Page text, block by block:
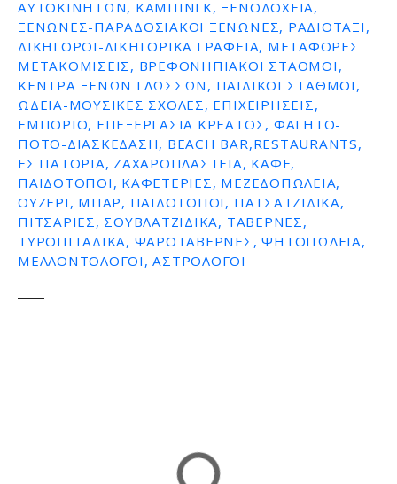
ΑΥΤΟΚΙΝΉΤΩΝ, ΚΆΜΠΙΝΓΚ, ΞΕΝΟΔΟΧΕΊΑ,
ΞΕΝΏΝΕΣ-ΠΑΡΑΔΟΣΙΑΚΟΊ ΞΕΝΏΝΕΣ, ΡΑΔΙΟΤΑΞΊ,
ΔΙΚΗΓΌΡΟΙ-ΔΙΚΗΓΟΡΙΚΆ ΓΡΑΦΕΊΑ, ΜΕΤΑΦΟΡΈΣ
ΜΕΤΑΚΟΜΊΣΕΙΣ, ΒΡΕΦΟΝΗΠΙΑΚΟΊ ΣΤΑΘΜΟΊ,
ΚΈΝΤΡΑ ΞΈΝΩΝ ΓΛΩΣΣΏΝ, ΠΑΙΔΙΚΟΊ ΣΤΑΘΜΟΊ,
ΩΔΕΊΑ-ΜΟΥΣΙΚΈΣ ΣΧΟΛΈΣ, ΕΠΙΧΕΙΡΉΣΕΙΣ,
ΕΜΠΌΡΙΟ, ΕΠΕΞΕΡΓΑΣΊΑ ΚΡΈΑΤΟΣ, ΦΑΓΗΤΌ-
ΠΟΤΌ-ΔΙΑΣΚΈΔΑΣΗ, BEACH BAR,RESTAURANTS,
ΕΣΤΙΑΤΌΡΙΑ, ΖΑΧΑΡΟΠΛΑΣΤΕΊΑ, ΚΑΦΈ,
ΠΑΙΔΌΤΟΠΟΙ, ΚΑΦΕΤΈΡΙΕΣ, ΜΕΖΕΔΟΠΩΛΕΊΑ,
ΟΥΖΕΡΊ, ΜΠΑΡ, ΠΑΙΔΌΤΟΠΟΙ, ΠΑΤΣΑΤΖΊΔΙΚΑ,
ΠΙΤΣΑΡΊΕΣ, ΣΟΥΒΛΑΤΖΊΔΙΚΑ, ΤΑΒΈΡΝΕΣ,
ΤΥΡΟΠΙΤΆΔΙΚΑ, ΨΑΡΟΤΑΒΈΡΝΕΣ, ΨΗΤΟΠΩΛΕΊΑ,
ΜΕΛΛΟΝΤΟΛΟΓΟΙ, ΑΣΤΡΟΛΌΓΟΙ